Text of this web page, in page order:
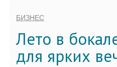
БИЗНЕС
Лето в
для ярких